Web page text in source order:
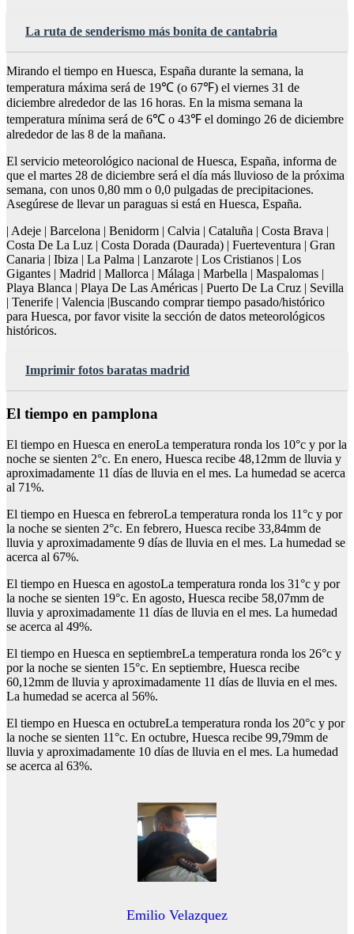
La ruta de senderismo más bonita de cantabria
Mirando el tiempo en Huesca, España durante la semana, la
temperatura máxima será de 19℃ (o 67℉) el viernes 31 de
diciembre alrededor de las 16 horas. En la misma semana la
temperatura mínima será de 6℃ o 43℉ el domingo 26 de diciembre
alrededor de las 8 de la mañana.
El servicio meteorológico nacional de Huesca, España, informa de
que el martes 28 de diciembre será el día más lluvioso de la próxima
semana, con unos 0,80 mm o 0,0 pulgadas de precipitaciones.
Asegúrese de llevar un paraguas si está en Huesca, España.
| Adeje | Barcelona | Benidorm | Calvia | Cataluña | Costa Brava |
Costa De La Luz | Costa Dorada (Daurada) | Fuerteventura | Gran
Canaria | Ibiza | La Palma | Lanzarote | Los Cristianos | Los
Gigantes | Madrid | Mallorca | Málaga | Marbella | Maspalomas |
Playa Blanca | Playa De Las Américas | Puerto De La Cruz | Sevilla
| Tenerife | Valencia |Buscando comprar tiempo pasado/histórico
para Huesca, por favor visite la sección de datos meteorológicos
históricos.
Imprimir fotos baratas madrid
El tiempo en pamplona
El tiempo en Huesca en eneroLa temperatura ronda los 10°c y por la
noche se sienten 2°c. En enero, Huesca recibe 48,12mm de lluvia y
aproximadamente 11 días de lluvia en el mes. La humedad se acerca
al 71%.
El tiempo en Huesca en febreroLa temperatura ronda los 11°c y por
la noche se sienten 2°c. En febrero, Huesca recibe 33,84mm de
lluvia y aproximadamente 9 días de lluvia en el mes. La humedad se
acerca al 67%.
El tiempo en Huesca en agostoLa temperatura ronda los 31°c y por
la noche se sienten 19°c. En agosto, Huesca recibe 58,07mm de
lluvia y aproximadamente 11 días de lluvia en el mes. La humedad
se acerca al 49%.
El tiempo en Huesca en septiembreLa temperatura ronda los 26°c y
por la noche se sienten 15°c. En septiembre, Huesca recibe
60,12mm de lluvia y aproximadamente 11 días de lluvia en el mes.
La humedad se acerca al 56%.
El tiempo en Huesca en octubreLa temperatura ronda los 20°c y por
la noche se sienten 11°c. En octubre, Huesca recibe 99,79mm de
lluvia y aproximadamente 10 días de lluvia en el mes. La humedad
se acerca al 63%.
Emilio Velazquez